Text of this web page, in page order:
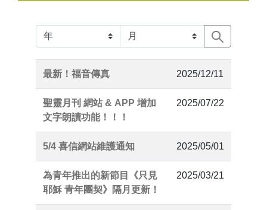
最新！福音傳真 2025/12/11
聖靈月刊 網站 & APP 增加
文字朗讀功能！！！
2025/07/22
5/4 喜信網站維護通知 2025/05/01
為青年推出的新節目《只見
耶穌 青年團契》隔月更新！
2025/03/21